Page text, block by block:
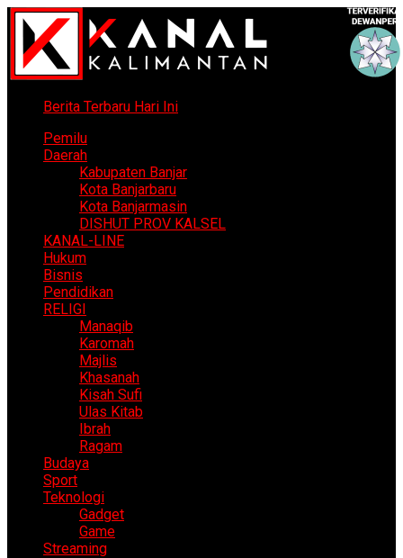
Berita Terbaru Hari Ini
Pemilu
Daerah
Kabupaten Banjar
Kota Banjarbaru
Kota Banjarmasin
DISHUT PROV KALSEL
KANAL-LINE
Hukum
Bisnis
Pendidikan
RELIGI
Manaqib
Karomah
Majlis
Khasanah
Kisah Sufi
Ulas Kitab
Ibrah
Ragam
Budaya
Sport
Teknologi
Gadget
Game
Streaming